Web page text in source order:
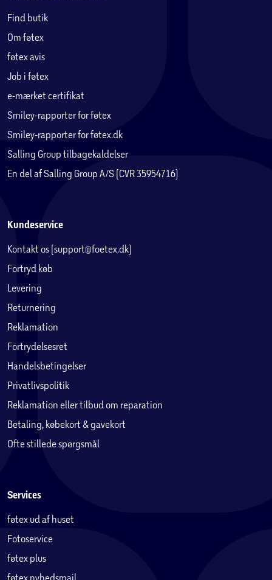
Find butik
Om føtex
føtex avis
Job i føtex
e-mærket certifikat
Smiley-rapporter for føtex
Smiley-rapporter for føtex.dk
Salling Group tilbagekaldelser
En del af Salling Group A/S (CVR 35954716)
Kundeservice
Kontakt os (support@foetex.dk)
Fortryd køb
Levering
Returnering
Reklamation
Fortrydelsesret
Handelsbetingelser
Privatlivspolitik
Reklamation eller tilbud om reparation
Betaling, købekort & gavekort
Ofte stillede spørgsmål
Services
føtex ud af huset
Fotoservice
føtex plus
føtex nyhedsmail